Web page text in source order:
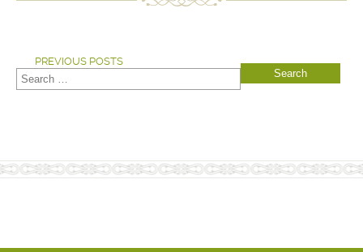
PREVIOUS POSTS